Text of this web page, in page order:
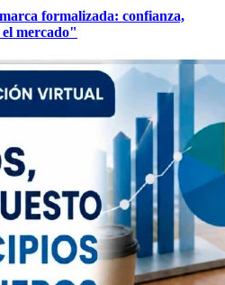
formalizada: confianza,
mercado"